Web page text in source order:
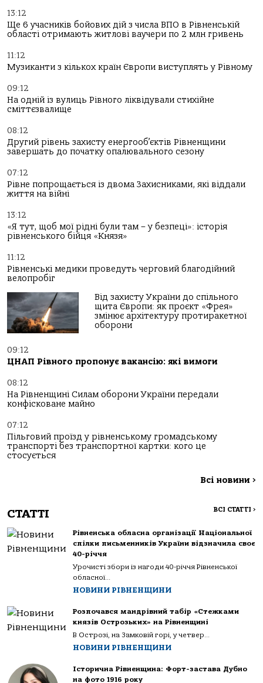
13:12
Ще 6 учасників бойових дій з числа ВПО в Рівненській
області отримають житлові ваучери по 2 млн гривень
11:12
Музиканти з кількох країн Європи виступлять у Рівному
09:12
На одній із вулиць Рівного ліквідували стихійне
сміттєзвалище
08:12
Другий рівень захисту енергооб’єктів Рівненщини
завершать до початку опалювального сезону
07:12
Рівне попрощається із двома Захисниками, які віддали
життя на війні
13:12
«Я тут, щоб мої рідні були там – у безпеці»: історія
рівненського бійця «Князя»
11:12
Рівненські медики проведуть черговий благодійний
велопробіг
Від захисту України до спільного
щита Європи: як проєкт «Фрея»
змінює архітектуру протиракетної
оборони
09:12
ЦНАП Рівного пропонує вакансію: які вимоги
08:12
На Рівненщині Силам оборони України передали
конфісковане майно
07:12
Пільговий проїзд у рівненському громадському
транспорті без транспортної картки: кого це
стосується
Всі новини >
СТАТТІ ВСІ СТАТТІ >
Рівненська обласна організації Національної
спілки письменників України відзначила своє
40-річчя
Урочисті збори із нагоди 40-річчя Рівненської
обласної...
НОВИНИ РІВНЕНЩИНИ
Розпочався мандрівний табір «Стежками
князів Острозьких» на Рівненщині
В Острозі, на Замковій горі, у четвер...
НОВИНИ РІВНЕНЩИНИ
Історична Рівненщина: Форт-застава Дубно
на фото 1916 року